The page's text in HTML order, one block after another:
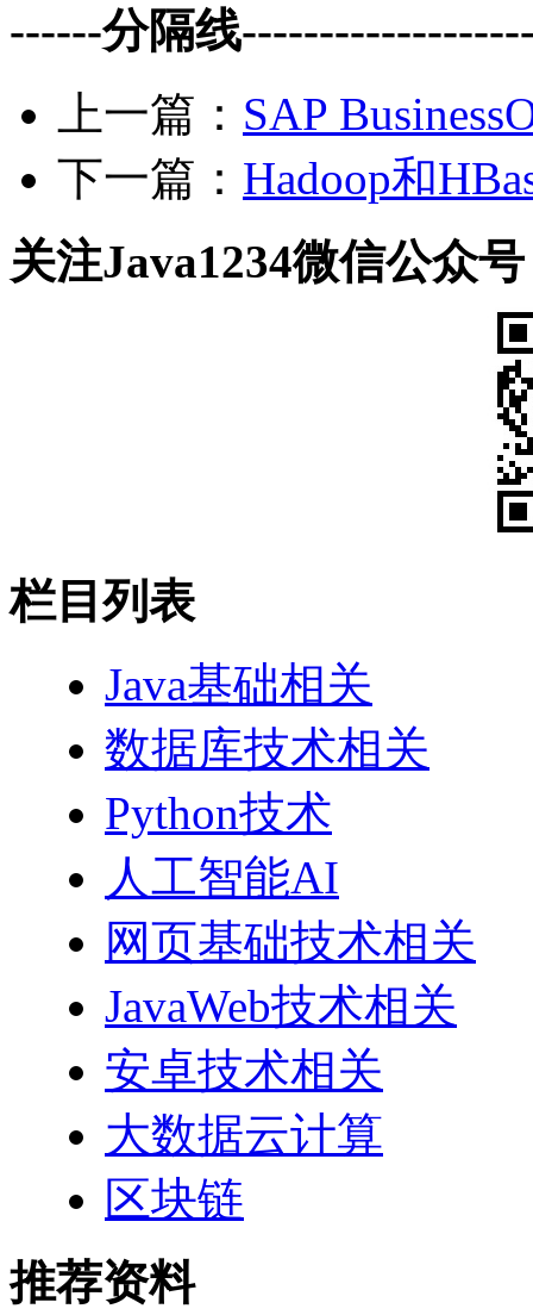
------分隔线
上一篇： SAP
下一篇： Hadoop和
关注Java1234微信公众号
栏目列表
Java基础相关
数据库技术相关
Python技术
人工智能AI
网页基础技术相关
JavaWeb技术相关
安卓技术相关
大数据云计算
区块链
推荐资料